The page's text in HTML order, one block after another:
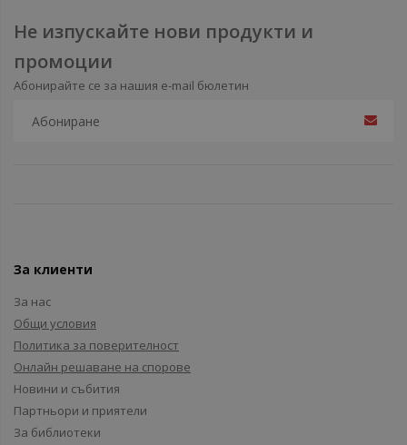
Не изпускайте нови продукти и
промоции
Абонирайте се за нашия e-mail бюлетин
За клиенти
За нас
Общи условия
Политика за поверителност
Онлайн решаване на спорове
Новини и събития
Партньори и приятели
За библиотеки